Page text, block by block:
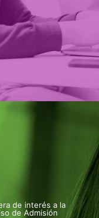
de interés a la
de Admisión